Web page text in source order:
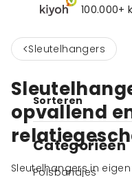
100.000+
< Sleutelhangers
Sorteren
Categorieën
Polsbandjes
opvallend
Sleutelhangers in